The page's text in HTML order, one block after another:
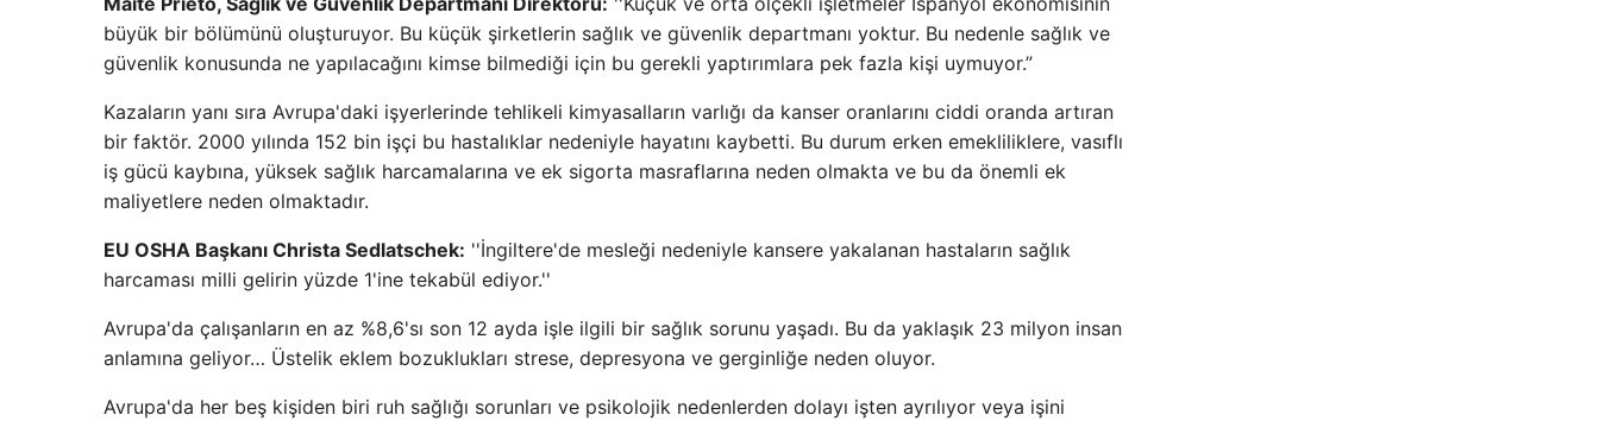
büyük bir bölümünü oluşturuyor. Bu küçük şirketlerin sağlık ve güvenlik departmanı yoktur. Bu nedenle sağlık ve
güvenlik konusunda ne yapılacağını kimse bilmediği için bu gerekli yaptırımlara pek fazla kişi uymuyor.”
Kazaların yanı sıra Avrupa'daki işyerlerinde tehlikeli kimyasalların varlığı da kanser oranlarını ciddi oranda artıran
bir faktör. 2000 yılında 152 bin işçi bu hastalıklar nedeniyle hayatını kaybetti. Bu durum erken emekliliklere, vasıflı
iş gücü kaybına, yüksek sağlık harcamalarına ve ek sigorta masraflarına neden olmakta ve bu da önemli ek
maliyetlere neden olmaktadır.
EU OSHA Başkanı Christa Sedlatschek: ''İngiltere'de mesleği nedeniyle kansere yakalanan hastaların sağlık
harcaması milli gelirin yüzde 1'ine tekabül ediyor.''
Avrupa'da çalışanların en az %8,6'sı son 12 ayda işle ilgili bir sağlık sorunu yaşadı. Bu da yaklaşık 23 milyon insan
anlamına geliyor… Üstelik eklem bozuklukları strese, depresyona ve gerginliğe neden oluyor.
Avrupa'da her beş kişiden biri ruh sağlığı sorunları ve psikolojik nedenlerden dolayı işten ayrılıyor veya işini